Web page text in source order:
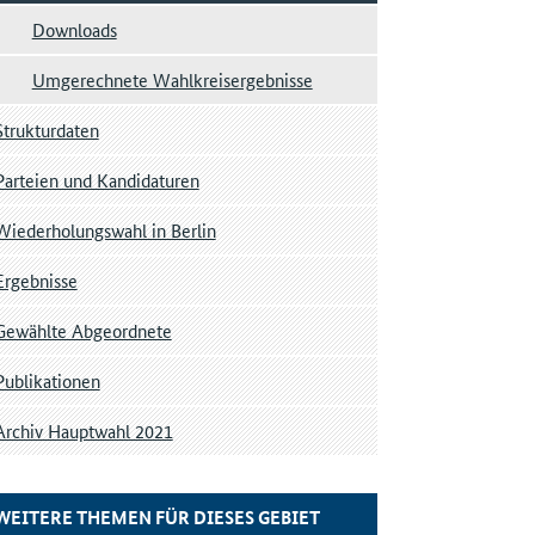
Downloads
Umgerechnete Wahlkreisergebnisse
und Kandidaturen
in Berlin
Abgeordnete
Hauptwahl 2021
THEMEN FÜR DIESES GEBIET